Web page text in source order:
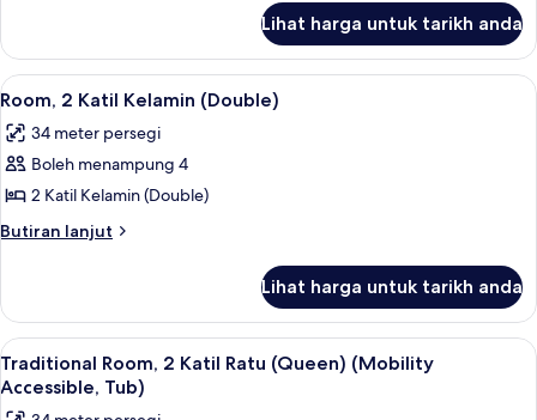
(King)
Room,
Katil
(King)
Lihat harga untuk tarikh anda
Lihat
semua
foto
untuk
Room,
2
(Double)
Kolam renang terbuka, payung
14
Room, 2 Katil Kelamin (Double)
34 meter persegi
Boleh menampung 4
2 Katil Kelamin (Double)
Butiran lanjut
Butiran
2
Katil
Kelamin
(Double)
Lihat harga untuk tarikh anda
Lihat
semua
foto
Peralatan tempat tidur premium, peti
8
Traditional Room, 2 Katil Ratu (Queen) (Mobility
Accessible, Tub)